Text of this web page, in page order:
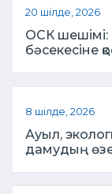
20 шілде, 2026
ОСК шешімі:
бәсекесіне
8 шілде, 2026
Ауыл,
дамудың